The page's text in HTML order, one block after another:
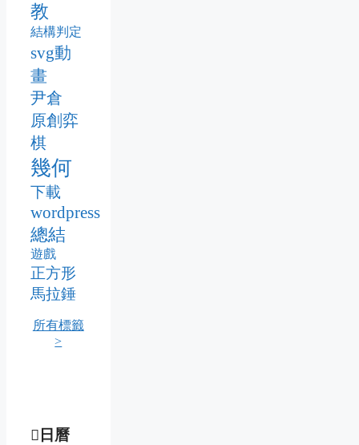
教
結構判定
svg動
畫
尹倉
原創弈
棋
幾何
下載
wordpress
總結
遊戲
正方形
馬拉錘
所有標籤
>
日曆